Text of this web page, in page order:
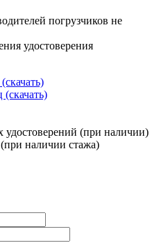
погрузчиков не
удостоверения
(скачать)
(при наличии)
наличии стажа)